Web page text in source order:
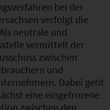
bei der
verfolgt die
neutrale und
vermittelt der
zwischen
und
Dabei geht
eine eingefrorene
zwischen den